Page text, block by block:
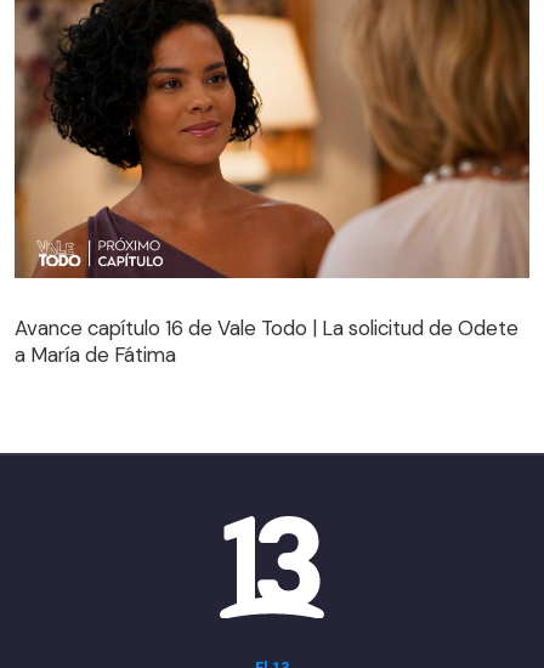
a María de Fátima
Avance capítulo 16 de Vale Todo | La solicitud de Odete
a María de Fátima